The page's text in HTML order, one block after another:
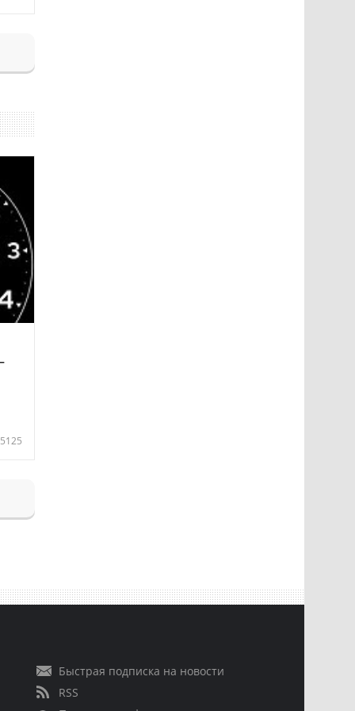
5125
Быстрая подписка на новости
RSS